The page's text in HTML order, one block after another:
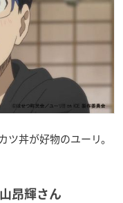
丼が好物のユーリ。
昂輝さん